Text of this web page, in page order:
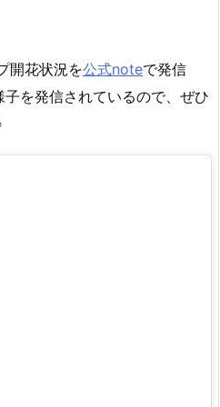
開花状況を公式noteで発信
子を発信されているので、ぜひ